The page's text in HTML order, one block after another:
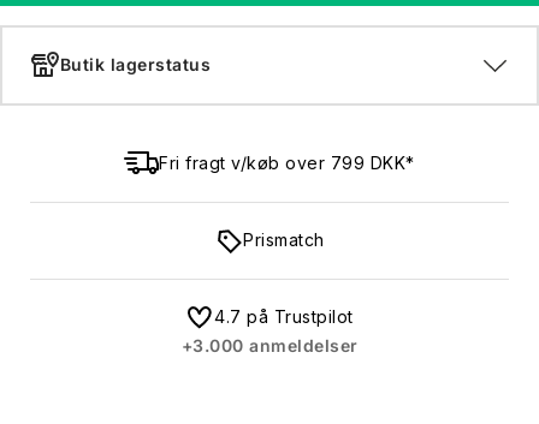
Butik lagerstatus
Fri fragt v/køb over 799 DKK*
Prismatch
4.7 på Trustpilot
+3.000 anmeldelser